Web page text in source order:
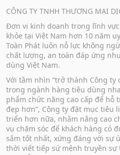
CÔNG TY TNHH THƯƠNG MẠI
Đơn vị kinh doanh trong lĩnh
khỏe tại Việt Nam hơn 10 năm
Toàn Phát luôn nỗ lực không
chất lượng, an toàn đáp ứng
dùng Việt Nam.
Với tầm nhìn “trở thành Công
trong ngành hàng tiêu dùng
phẩm chức năng cao cấp để hỗ
đẹp hơn”, Công ty đặt mục tiêu
triển hơn nữa, nhằm nâng cao
vụ chăm sóc để khách hàng có
sắm tốt nhất, xứng đáng với sự
thời viết tiếp sứ mệnh truyền